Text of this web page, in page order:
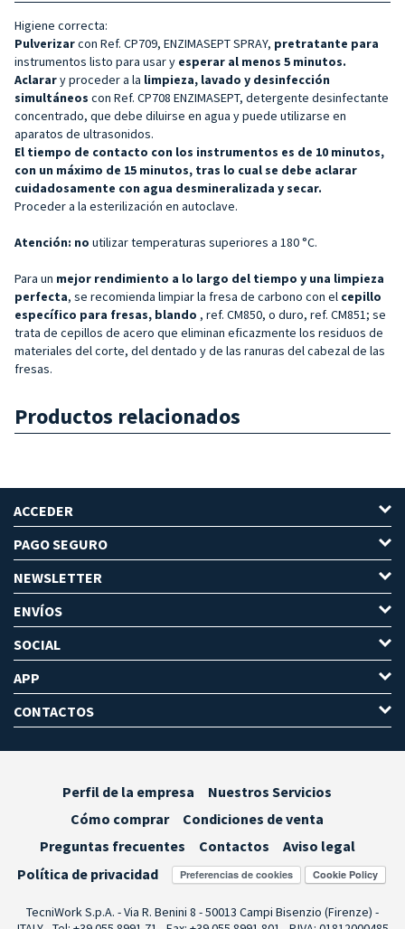
Higiene correcta:
Pulverizarcon Ref. CP709, ENZIMASEPT SPRAY, pretratante para
instrumentos listo para usar y esperar al menos 5 minutos.
Aclarary proceder a la limpieza, lavado y desinfección
simultáneos con Ref. CP708 ENZIMASEPT, detergente desinfectante
concentrado, que debe diluirse en agua y puede utilizarse en
aparatos de ultrasonidos.
El tiempo de contacto con los instrumentos es de 10 minutos,
con un máximo de 15 minutos, tras lo cual se debe aclarar
cuidadosamente con agua desmineralizada y secar.
Proceder a la esterilización en autoclave.
Atención: no utilizar temperaturas superiores a 180 °C.
Para un mejor rendimiento a lo largo del tiempo y una limpieza
perfecta, se recomienda limpiar la fresa de carbono con el cepillo
específico para fresas, blando , ref. CM850, o duro, ref. CM851; se
trata de cepillos de acero que eliminan eficazmente los residuos de
materiales del corte, del dentado y de las ranuras del cabezal de las
fresas.
Productos relacionados
ACCEDER
PAGO SEGURO
NEWSLETTER
ENVÍOS
SOCIAL
APP
CONTACTOS
Perfil de la empresa
Nuestros Servicios
Cómo comprar
Condiciones de venta
Preguntas frecuentes
Contactos
Aviso legal
Política de privacidad
Preferencias de cookies
TecniWork S.p.A. - Via R. Benini 8 - 50013 Campi Bisenzio (Firenze) -